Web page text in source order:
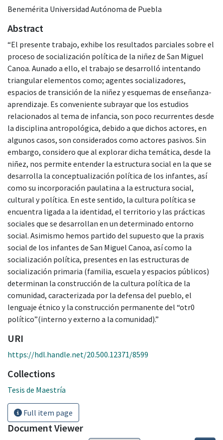
Benemérita Universidad Autónoma de Puebla
Abstract
“El presente trabajo, exhibe los resultados parciales sobre el
proceso de socialización política de la niñez de San Miguel
Canoa. Aunado a ello, el trabajo se desarrolló intentando
triangular elementos como; agentes socializadores,
espacios de transición de la niñez y esquemas de enseñanza-
aprendizaje. Es conveniente subrayar que los estudios
relacionados al tema de infancia, son poco recurrentes desde
la disciplina antropológica, debido a que dichos actores, en
algunos casos, son considerados como actores pasivos. Sin
embargo, considero que al explorar dicha temática, desde la
niñez, nos permite entender la estructura social en la que se
desarrolla la conceptualización política de los infantes, así
como su incorporación paulatina a la estructura social,
cultural y política. En este sentido, la cultura política se
encuentra ligada a la identidad, el territorio y las prácticas
sociales que se desarrollan en un determinado entorno
social. Asimismo hemos partido del supuesto que la praxis
social de los infantes de San Miguel Canoa, así como la
socialización política, presentes en las estructuras de
socialización primaria (familia, escuela y espacios públicos)
determinan la construcción de la cultura política de la
comunidad, caracterizada por la defensa del pueblo, el
lenguaje étnico y la construcción permanente del “otr0
político”(interno y externo a la comunidad).”
URI
https://hdl.handle.net/20.500.12371/8599
Collections
Tesis de Maestría
Full item page
Document Viewer